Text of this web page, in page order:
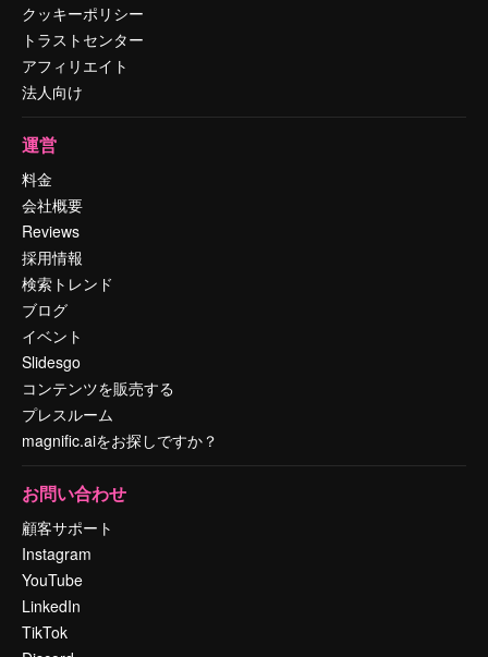
クッキーポリシー
トラストセンター
アフィリエイト
法人向け
運営
料金
会社概要
Reviews
採用情報
検索トレンド
ブログ
イベント
Slidesgo
コンテンツを販売する
プレスルーム
magnific.aiをお探しですか？
お問い合わせ
顧客サポート
Instagram
YouTube
LinkedIn
TikTok